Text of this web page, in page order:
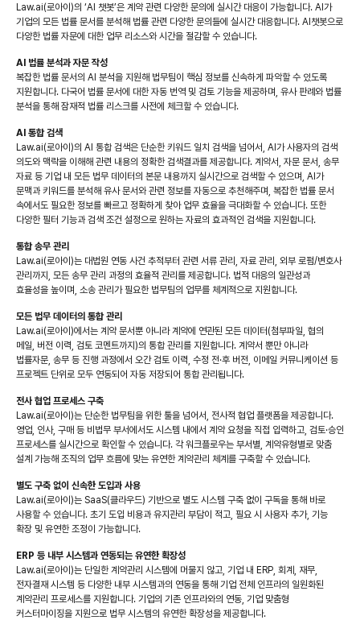
Law.ai(로아이)의 ‘AI 챗봇’은 계약 관련 다양한 문의에 실시간 대응이 가능합니다. AI가
기업의 모든 법률 문서를 분석해 법률 관련 다양한 문의들에 실시간 대응합니다. AI챗봇으로
다양한 법률 자문에 대한 업무 리소스와 시간을 절감할 수 있습니다.
AI 법률 분석과 자문 작성
복잡한 법률 문서의 AI 분석을 지원해 법무팀이 핵심 정보를 신속하게 파악할 수 있도록
지원합니다. 다국어 법률 문서에 대한 자동 번역 및 검토 기능을 제공하며, 유사 판례와 법률
분석을 통해 잠재적 법률 리스크를 사전에 체크할 수 있습니다.
AI 통합 검색
Law.ai(로아이)의 AI 통합 검색은 단순한 키워드 일치 검색을 넘어서, AI가 사용자의 검색
의도와 맥락을 이해해 관련 내용의 정확한 검색결과를 제공합니다. 계약서, 자문 문서, 송무
자료 등 기업 내 모든 법무 데이터의 본문 내용까지 실시간으로 검색할 수 있으며, AI가
문맥과 키워드를 분석해 유사 문서와 관련 정보를 자동으로 추천해주며, 복잡한 법률 문서
속에서도 필요한 정보를 빠르고 정확하게 찾아 업무 효율을 극대화할 수 있습니다. 또한
다양한 필터 기능과 검색 조건 설정으로 원하는 자료의 효과적인 검색을 지원합니다.
통합 송무 관리
Law.ai(로아이)는 대법원 연동 사건 추적부터 관련 서류 관리, 자료 관리, 외부 로펌/변호사
관리까지, 모든 송무 관리 과정의 효율적 관리를 제공합니다. 법적 대응의 일관성과
효율성을 높이며, 소송 관리가 필요한 법무팀의 업무를 체계적으로 지원합니다.
모든 법무 데이터의 통합 관리
Law.ai(로아이)에서는 계약 문서뿐 아니라 계약에 연관된 모든 데이터(첨부파일, 협의
메일, 버전 이력, 검토 코멘트까지)의 통합 관리를 지원합니다. 계약서 뿐만 아니라
법률자문, 송무 등 진행 과정에서 오간 검토 이력, 수정 전·후 버전, 이메일 커뮤니케이션 등
프로젝트 단위로 모두 연동되어 자동 저장되어 통합 관리됩니다.
전사 협업 프로세스 구축
Law.ai(로아이)는 단순한 법무팀을 위한 툴을 넘어서, 전사적 협업 플랫폼을 제공합니다.
영업, 인사, 구매 등 비법무 부서에서도 시스템 내에서 계약 요청을 직접 입력하고, 검토·승인
프로세스를 실시간으로 확인할 수 있습니다. 각 워크플로우는 부서별, 계약유형별로 맞춤
설계 가능해 조직의 업무 흐름에 맞는 유연한 계약관리 체계를 구축할 수 있습니다.
별도 구축 없이 신속한 도입과 사용
Law.ai(로아이)는 SaaS(클라우드) 기반으로 별도 시스템 구축 없이 구독을 통해 바로
사용할 수 있습니다. 초기 도입 비용과 유지관리 부담이 적고, 필요 시 사용자 추가, 기능
확장 및 유연한 조정이 가능합니다.
ERP 등 내부 시스템과 연동되는 유연한 확장성
Law.ai(로아이)는 단일한 계약관리 시스템에 머물지 않고, 기업 내 ERP, 회계, 재무,
전자결재 시스템 등 다양한 내부 시스템과의 연동을 통해 기업 전체 인프라의 일원화된
계약관리 프로세스를 지원합니다. 기업의 기존 인프라와의 연동, 기업 맞춤형
커스터마이징을 지원으로 법무 시스템의 유연한 확장성을 제공합니다.